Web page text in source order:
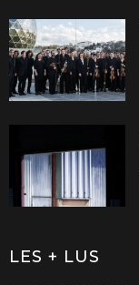
LES + LUS